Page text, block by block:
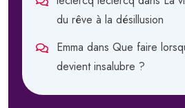
du rêve à la désillusion
Emma dans Que faire
devient insalubre ?